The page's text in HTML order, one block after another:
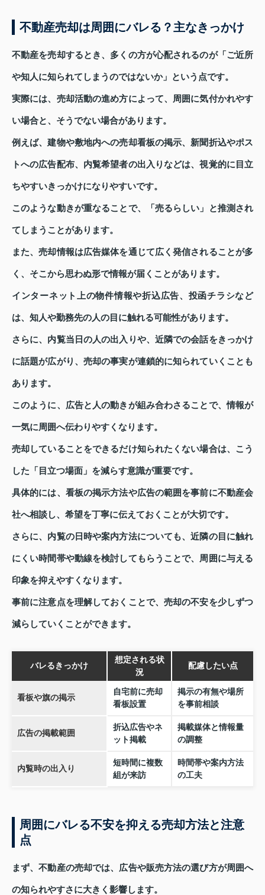
不動産売却は周囲にバレる？主なきっかけ
不動産を売却するとき、多くの方が心配されるのが「ご近所
や知人に知られてしまうのではないか」という点です。
実際には、売却活動の進め方によって、周囲に気付かれやす
い場合と、そうでない場合があります。
例えば、建物や敷地内への売却看板の掲示、新聞折込やポス
トへの広告配布、内覧希望者の出入りなどは、視覚的に目立
ちやすいきっかけになりやすいです。
このような動きが重なることで、「売るらしい」と推測され
てしまうことがあります。
また、売却情報は広告媒体を通じて広く発信されることが多
く、そこから思わぬ形で情報が届くことがあります。
インターネット上の物件情報や折込広告、投函チラシなど
は、知人や勤務先の人の目に触れる可能性があります。
さらに、内覧当日の人の出入りや、近隣での会話をきっかけ
に話題が広がり、売却の事実が連鎖的に知られていくことも
あります。
このように、広告と人の動きが組み合わさることで、情報が
一気に周囲へ伝わりやすくなります。
売却していることをできるだけ知られたくない場合は、こう
した「目立つ場面」を減らす意識が重要です。
具体的には、看板の掲示方法や広告の範囲を事前に不動産会
社へ相談し、希望を丁寧に伝えておくことが大切です。
さらに、内覧の日時や案内方法についても、近隣の目に触れ
にくい時間帯や動線を検討してもらうことで、周囲に与える
印象を抑えやすくなります。
事前に注意点を理解しておくことで、売却の不安を少しずつ
減らしていくことができます。
バレるきっかけ
想定される状
況
配慮したい点
看板や旗の掲示
自宅前に売却
看板設置
掲示の有無や場所
を事前相談
広告の掲載範囲
折込広告やネ
ット掲載
掲載媒体と情報量
の調整
内覧時の出入り
短時間に複数
組が来訪
時間帯や案内方法
の工夫
周囲にバレる不安を抑える売却方法と注意
点
まず、不動産の売却では、広告や販売方法の選び方が周囲へ
の知られやすさに大きく影響します。